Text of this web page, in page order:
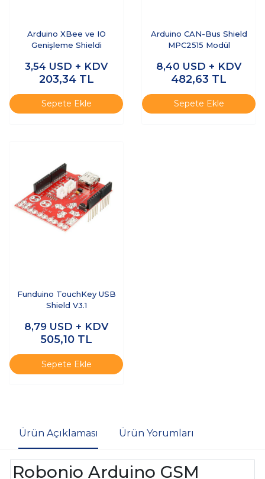
Arduino XBee ve IO
Genişleme Shieldi
3,54 USD + KDV
203,34 TL
Sepete Ekle
Arduino CAN-Bus Shield
MPC2515 Modül
8,40 USD + KDV
482,63 TL
Sepete Ekle
Funduino TouchKey USB
Shield V3.1
8,79 USD + KDV
505,10 TL
Sepete Ekle
Ürün Açıklaması Ürün Yorumları
Robonio Arduino GSM